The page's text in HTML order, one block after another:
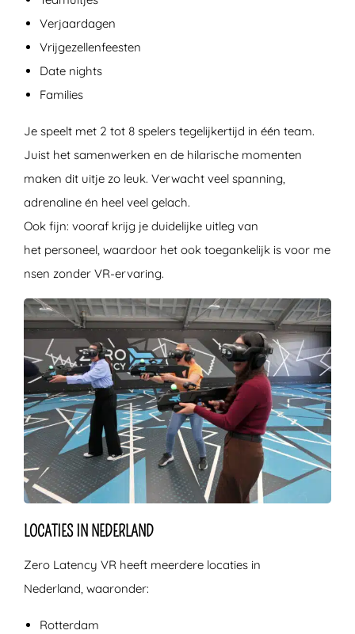
Verjaardagen
Vrijgezellenfeesten
Date nights
Families
Je speelt met 2 tot 8 spelers tegelijkertijd in één team.
Juist het samenwerken en de hilarische momenten
maken dit uitje zo leuk. Verwacht veel spanning,
adrenaline én heel veel gelach.
Ook fijn: vooraf krijg je duidelijke uitleg van
het personeel, waardoor het ook toegankelijk is voor me
nsen zonder VR-ervaring.
LOCATIES IN NEDERLAND
Zero Latency VR heeft meerdere locaties in
Nederland, waaronder:
Rotterdam